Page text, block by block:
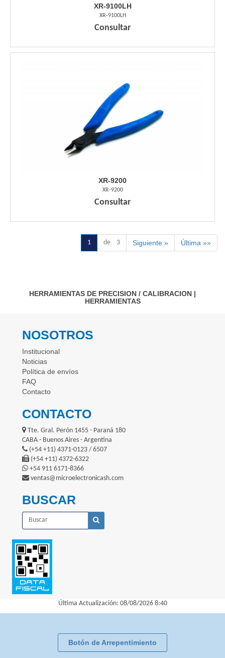
XR-9100LH
XR-9100LH
Consultar
XR-9200
XR-9200
Consultar
1 de 3 Siguiente » Última »»
HERRAMIENTAS DE PRECISION / CALIBRACION |
HERRAMIENTAS
NOSOTROS
Institucional
Noticias
Política de envíos
FAQ
Contacto
CONTACTO
Tte. Gral. Perón 1455 - Paraná 180
CABA - Buenos Aires - Argentina
(+54 +11) 4371-0123 / 6507
(+54 +11) 4372-6322
+54 911 6171-8366
ventas@microelectronicash.com
BUSCAR
Última Actualización: 08/08/2026 8:40
Botón de Arrepentimiento